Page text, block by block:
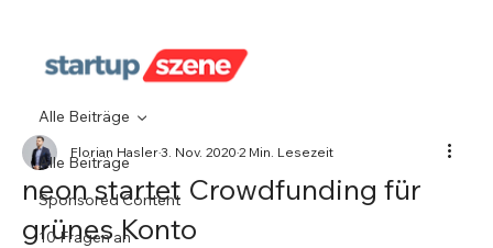
Alle Beiträge
Sponsored Content
10 Fragen an
Alle Beiträge
neon startet Crowdfunding für
grünes Konto
Florian Hasler3. Nov. 20202 Min. Lesezeit